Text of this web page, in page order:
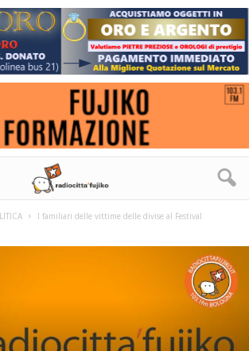
I familiari delle vittime delle divise al Festival